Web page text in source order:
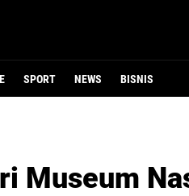
SPORT NEWS BISNIS
Museum